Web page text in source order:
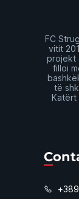
FC
vitit
projekt
filloi
të
Katërt